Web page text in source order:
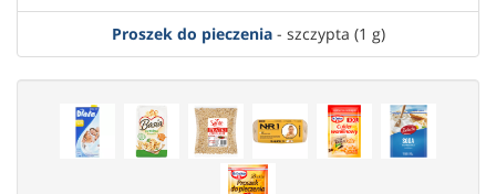
Proszek do pieczenia- szczypta (1 g)